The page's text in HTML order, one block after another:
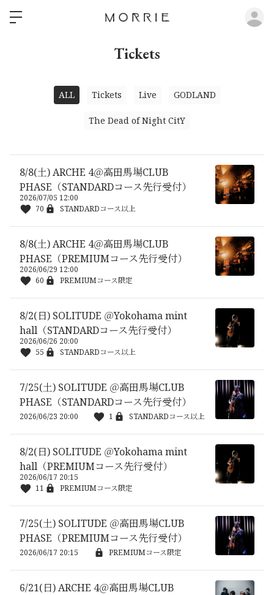
Tickets
ALL Tickets Live GODLAND
The Dead of Night CitY
8/8(土) ARCHE 4＠高田馬場CLUB
PHASE（STANDARDコース先行受付）
2026/07/05 12:00
70
STANDARDコース以上
8/8(土) ARCHE 4＠高田馬場CLUB
PHASE（PREMIUMコース先行受付）
2026/06/29 12:00
60
PREMIUMコース限定
8/2(日) SOLITUDE ＠Yokohama mint
hall（STANDARDコース先行受付）
2026/06/26 20:00
55
STANDARDコース以上
7/25(土) SOLITUDE ＠高田馬場CLUB
PHASE（STANDARDコース先行受付）
2026/06/23 20:00 1 STANDARDコース以上
8/2(日) SOLITUDE ＠Yokohama mint
hall（PREMIUMコース先行受付）
2026/06/17 20:15
11
PREMIUMコース限定
7/25(土) SOLITUDE ＠高田馬場CLUB
PHASE（PREMIUMコース先行受付）
2026/06/17 20:15 PREMIUMコース限定
6/21(日) ARCHE 4＠高田馬場CLUB